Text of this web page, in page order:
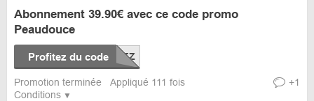
Conditions
Abonnement 39.90€ avec ce code promo
Peaudouce
Profitez du code
Promotion terminée Appliqué 111 fois +1